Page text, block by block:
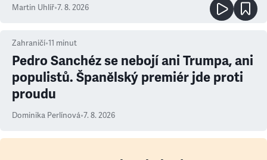
Martin Uhlíř•7. 8. 2026
Zahraničí•11 minut
Pedro Sanchéz se nebojí ani Trumpa, ani
populistů. Španělský premiér jde proti
proudu
Dominika Perlínová•7. 8. 2026